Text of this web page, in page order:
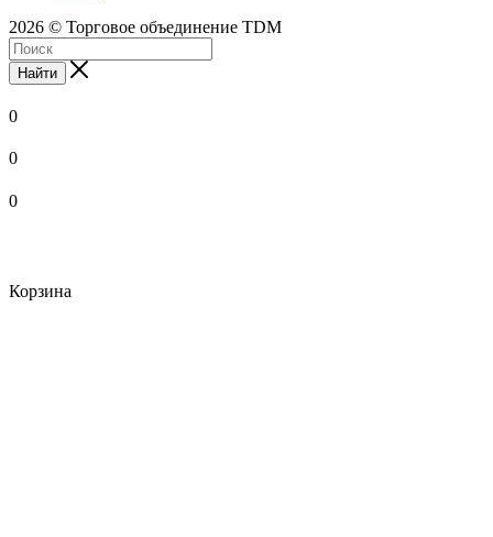
2026 © Торговое объединение TDM
Найти
0
0
0
Корзина